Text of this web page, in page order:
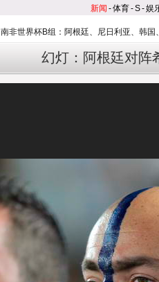
新闻 -体育-S-娱
南非世界杯B组：阿根廷、尼日利亚、韩国
幻灯：阿根廷对阵